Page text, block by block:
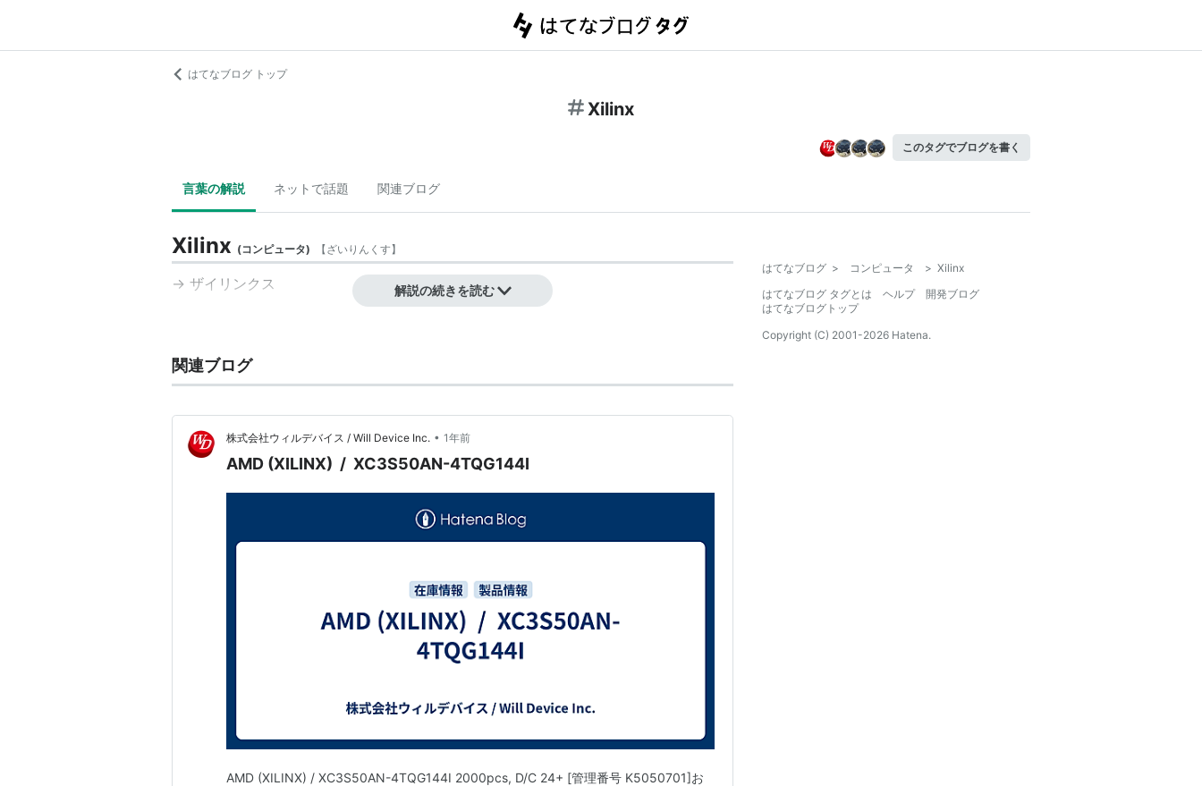
はてなブログ トップ
Xilinx
このタグでブログを書く
言葉の解説 ネットで話題 関連ブログ
Xilinx (コンピュータ) 【ざいりんくす】
→ ザイリンクス 解説の続きを読む
関連ブログ
株式会社ウィルデバイス / Will Device Inc. • 1年前
AMD (XILINX) / XC3S50AN-4TQG144I
AMD (XILINX) / XC3S50AN-4TQG144I 2000pcs, D/C 24+ [管理番号 K5050701]お
はてなブログ > コンピュータ > Xilinx
はてなブログ タグとは
ヘルプ
開発ブログ
はてなブログトップ
Copyright (C) 2001-2026 Hatena.